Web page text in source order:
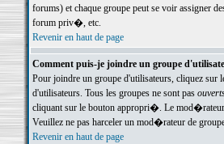
forums) et chaque groupe peut se voir
forum priv�, etc.
Revenir en haut de page
Comment puis-je joindre un groupe
Pour joindre un groupe d'utilisateurs, cliquez sur
d'utilisateurs. Tous les groupes ne sont pas
cliquant sur le bouton appropri�. Le mod�rateur
Veuillez ne pas harceler un mod�rateur de
Revenir en haut de page